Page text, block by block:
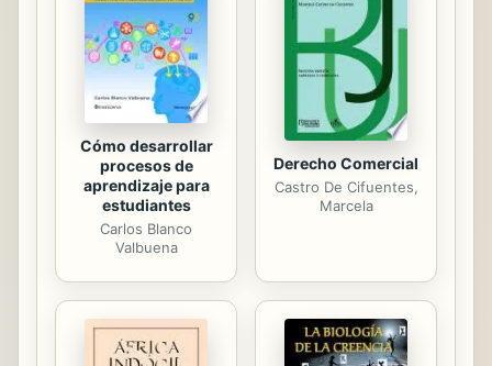
destinado a derrocarlo. Ramón María
del Valle-Inclán fue un escritor
español nacido en Villanueva de
Arosa en 1866. Está considerado
como...
Cómo desarrollar
procesos de
aprendizaje para
estudiantes
Carlos Blanco
Valbuena
Derecho Comercial
Castro De Cifuentes,
Marcela